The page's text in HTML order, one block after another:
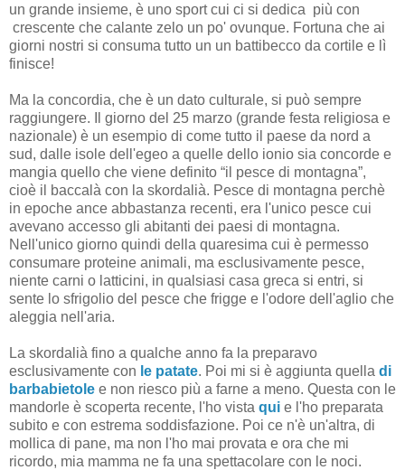
un grande insieme, è uno sport cui ci si dedica più con
crescente che calante zelo un po' ovunque. Fortuna che ai
giorni nostri si consuma tutto un un battibecco da cortile e lì
finisce!
Ma la concordia, che è un dato culturale, si può sempre
raggiungere. Il giorno del 25 marzo (grande festa religiosa e
nazionale) è un esempio di come tutto il paese da nord a
sud, dalle isole dell'egeo a quelle dello ionio sia concorde e
mangia quello che viene definito “il pesce di montagna”,
cioè il baccalà con la skordalià. Pesce di montagna perchè
in epoche ance abbastanza recenti, era l'unico pesce cui
avevano accesso gli abitanti dei paesi di montagna.
Nell'unico giorno quindi della quaresima cui è permesso
consumare proteine animali, ma esclusivamente pesce,
niente carni o latticini, in qualsiasi casa greca si entri, si
sente lo sfrigolio del pesce che frigge e l'odore dell'aglio che
aleggia nell'aria.
La skordalià fino a qualche anno fa la preparavo
esclusivamente con le patate. Poi mi si è aggiunta quella di
barbabietole e non riesco più a farne a meno. Questa con le
mandorle è scoperta recente, l'ho vista qui e l'ho preparata
subito e con estrema soddisfazione. Poi ce n'è un'altra, di
mollica di pane, ma non l'ho mai provata e ora che mi
ricordo, mia mamma ne fa una spettacolare con le noci.